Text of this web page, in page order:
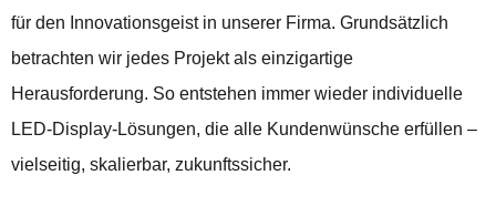
für den Innovationsgeist in unserer Firma. Grundsätzlich
betrachten wir jedes Projekt als einzigartige
Herausforderung. So entstehen immer wieder individuelle
LED-Display-Lösungen, die alle Kundenwünsche erfüllen –
vielseitig, skalierbar, zukunftssicher.